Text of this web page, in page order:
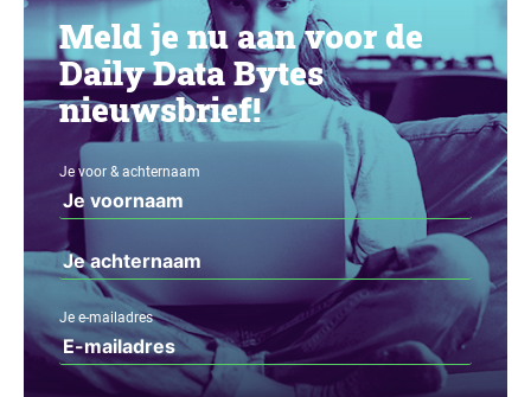
Meld je nu aan voor de
Daily Data Bytes
nieuwsbrief!
Je voor & achternaam
Je e-mailadres